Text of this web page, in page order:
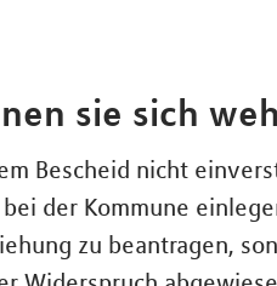
sie sich
Bescheid nicht
der Kommune
zu beantragen,